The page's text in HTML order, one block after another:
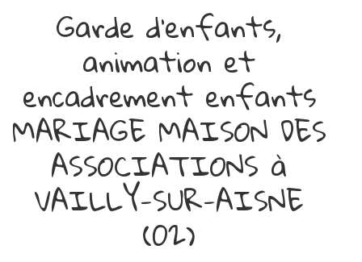
Garde d'enfants,
animation et
encadrement enfants
MARIAGE MAISON DES
ASSOCIATIONS à
VAILLY-SUR-AISNE
(02)